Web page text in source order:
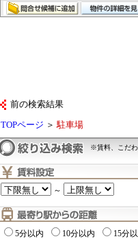
前の検索結果
TOPページ ＞駐車場
※賃料、こだわ
～
5分以内 10分以内 15分